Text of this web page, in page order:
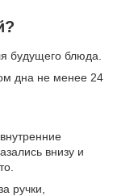
будущего блюда.
дна не менее 24
внизу и
ручки,